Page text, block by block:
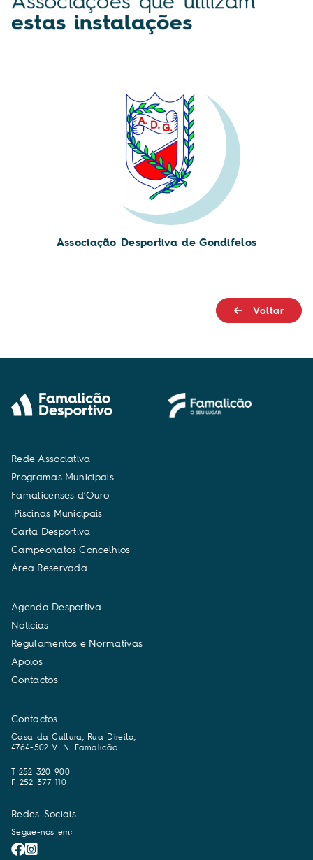
estas instalações
Associação Desportiva de Gondifelos
Voltar
Rede Associativa
Programas Municipais
Famalicenses d’Ouro
Piscinas Municipais
Carta Desportiva
Campeonatos Concelhios
Área Reservada
Agenda Desportiva
Notícias
Regulamentos e Normativas
Apoios
Contactos
Contactos
Casa da Cultura, Rua Direita,
4764-502 V. N. Famalicão
T 252 320 900
F 252 377 110
Redes Sociais
Segue-nos em: